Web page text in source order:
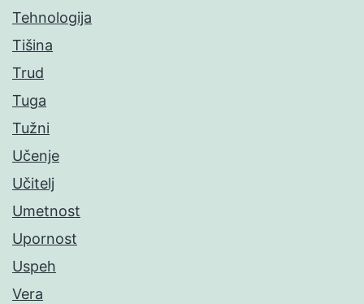
Tehnologija
Tišina
Trud
Tuga
Tužni
Učenje
Učitelj
Umetnost
Upornost
Uspeh
Vera